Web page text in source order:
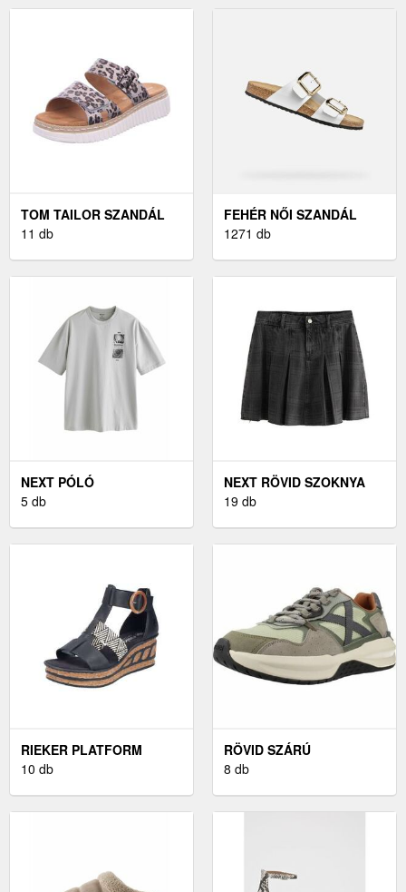
TOM TAILOR SZANDÁL
BARNA
11 db
FEHÉR NŐI SZANDÁL
1271 db
NEXT PÓLÓ
VILÁGOSSZÜRKE /
5 db
NEXT RÖVID SZOKNYA
19 db
RIEKER PLATFORM
SZANDÁL
10 db
RÖVID SZÁRÚ
EDZŐCIPŐK MUNICH
8 db